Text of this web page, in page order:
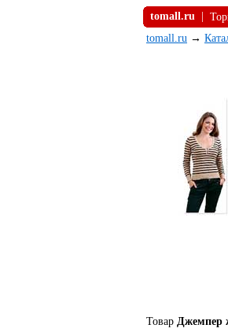
tomall.ru
tomall.ru →
Товар Джемпер